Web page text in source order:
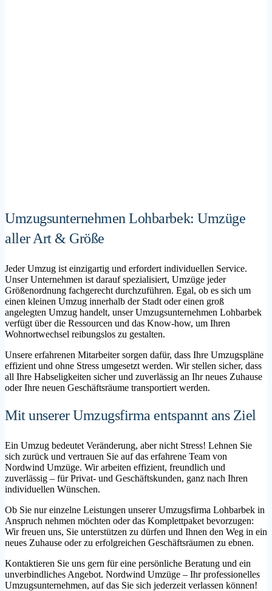
Umzugsunternehmen Lohbarbek: Umzüge
aller Art & Größe
Jeder Umzug ist einzigartig und erfordert individuellen Service.
Unser Unternehmen ist darauf spezialisiert, Umzüge jeder
Größenordnung fachgerecht durchzuführen. Egal, ob es sich um
einen kleinen Umzug innerhalb der Stadt oder einen groß
angelegten Umzug handelt, unser Umzugsunternehmen Lohbarbek
verfügt über die Ressourcen und das Know-how, um Ihren
Wohnortwechsel reibungslos zu gestalten.
Unsere erfahrenen Mitarbeiter sorgen dafür, dass Ihre Umzugspläne
effizient und ohne Stress umgesetzt werden. Wir stellen sicher, dass
all Ihre Habseligkeiten sicher und zuverlässig an Ihr neues Zuhause
oder Ihre neuen Geschäftsräume transportiert werden.
Mit unserer Umzugsfirma entspannt ans Ziel
Ein Umzug bedeutet Veränderung, aber nicht Stress! Lehnen Sie
sich zurück und vertrauen Sie auf das erfahrene Team von
Nordwind Umzüge. Wir arbeiten effizient, freundlich und
zuverlässig – für Privat- und Geschäftskunden, ganz nach Ihren
individuellen Wünschen.
Ob Sie nur einzelne Leistungen unserer Umzugsfirma Lohbarbek in
Anspruch nehmen möchten oder das Komplettpaket bevorzugen:
Wir freuen uns, Sie unterstützen zu dürfen und Ihnen den Weg in ein
neues Zuhause oder zu erfolgreichen Geschäftsräumen zu ebnen.
Kontaktieren Sie uns gern für eine persönliche Beratung und ein
unverbindliches Angebot. Nordwind Umzüge – Ihr professionelles
Umzugsunternehmen, auf das Sie sich jederzeit verlassen können!